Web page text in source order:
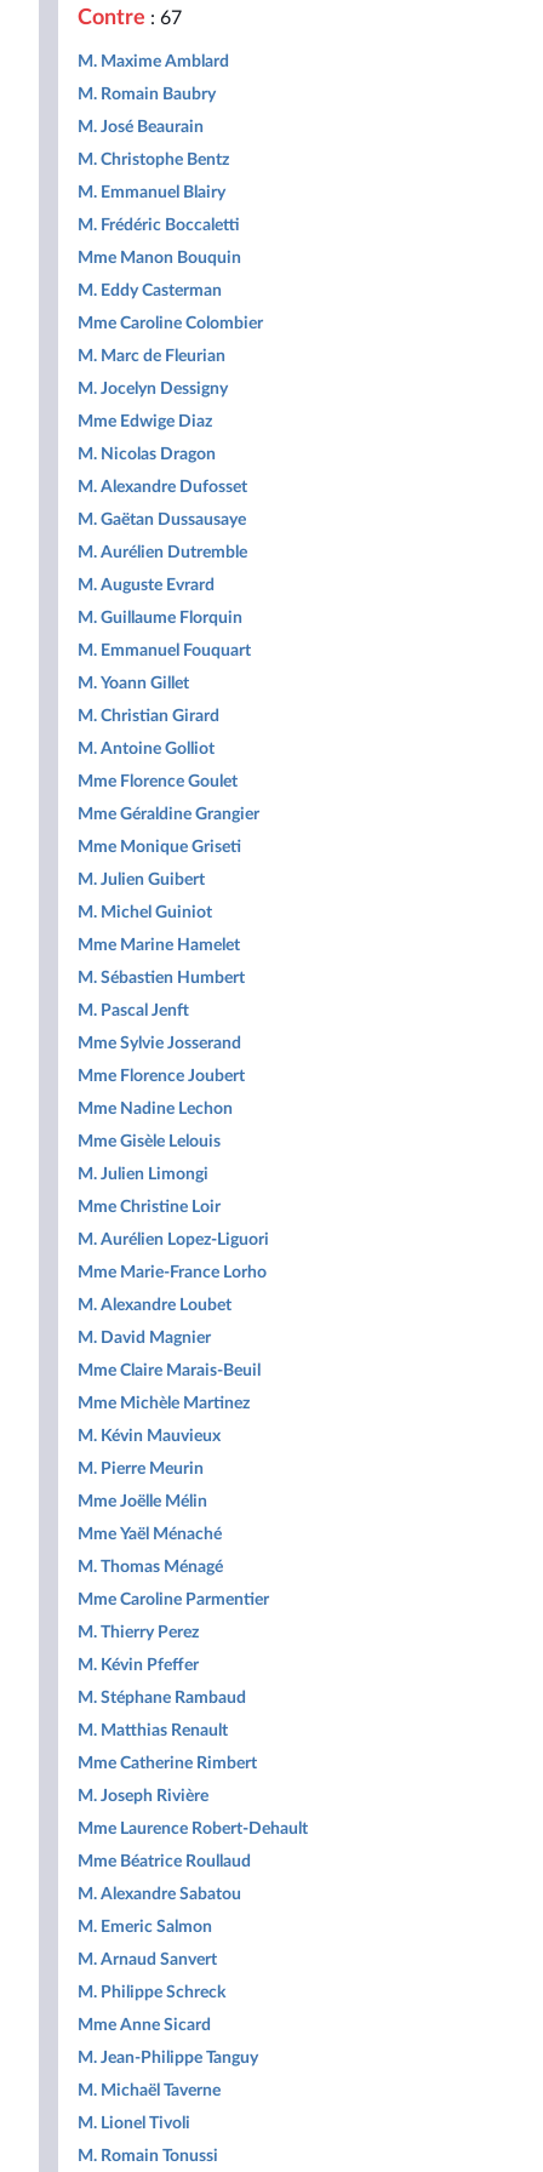
Contre : 67
M. Maxime Amblard
M. Romain Baubry
M. José Beaurain
M. Christophe Bentz
M. Emmanuel Blairy
M. Frédéric Boccaletti
Mme Manon Bouquin
M. Eddy Casterman
Mme Caroline Colombier
M. Marc de Fleurian
M. Jocelyn Dessigny
Mme Edwige Diaz
M. Nicolas Dragon
M. Alexandre Dufosset
M. Gaëtan Dussausaye
M. Aurélien Dutremble
M. Auguste Evrard
M. Guillaume Florquin
M. Emmanuel Fouquart
M. Yoann Gillet
M. Christian Girard
M. Antoine Golliot
Mme Florence Goulet
Mme Géraldine Grangier
Mme Monique Griseti
M. Julien Guibert
M. Michel Guiniot
Mme Marine Hamelet
M. Sébastien Humbert
M. Pascal Jenft
Mme Sylvie Josserand
Mme Florence Joubert
Mme Nadine Lechon
Mme Gisèle Lelouis
M. Julien Limongi
Mme Christine Loir
M. Aurélien Lopez-Liguori
Mme Marie-France Lorho
M. Alexandre Loubet
M. David Magnier
Mme Claire Marais-Beuil
Mme Michèle Martinez
M. Kévin Mauvieux
M. Pierre Meurin
Mme Joëlle Mélin
Mme Yaël Ménaché
M. Thomas Ménagé
Mme Caroline Parmentier
M. Thierry Perez
M. Kévin Pfeffer
M. Stéphane Rambaud
M. Matthias Renault
Mme Catherine Rimbert
M. Joseph Rivière
Mme Laurence Robert-Dehault
Mme Béatrice Roullaud
M. Alexandre Sabatou
M. Emeric Salmon
M. Arnaud Sanvert
M. Philippe Schreck
Mme Anne Sicard
M. Jean-Philippe Tanguy
M. Michaël Taverne
M. Lionel Tivoli
M. Romain Tonussi